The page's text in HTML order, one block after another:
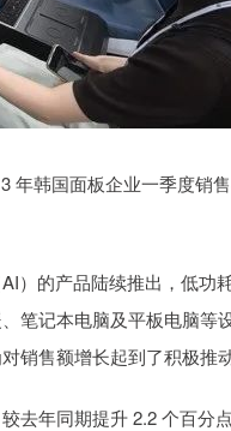
年韩国面板企业一季度销
）的产品陆续推出，低功
笔记本电脑及平板电脑等
销售额增长起到了积极推动
去年同期提升 2.2 个百分